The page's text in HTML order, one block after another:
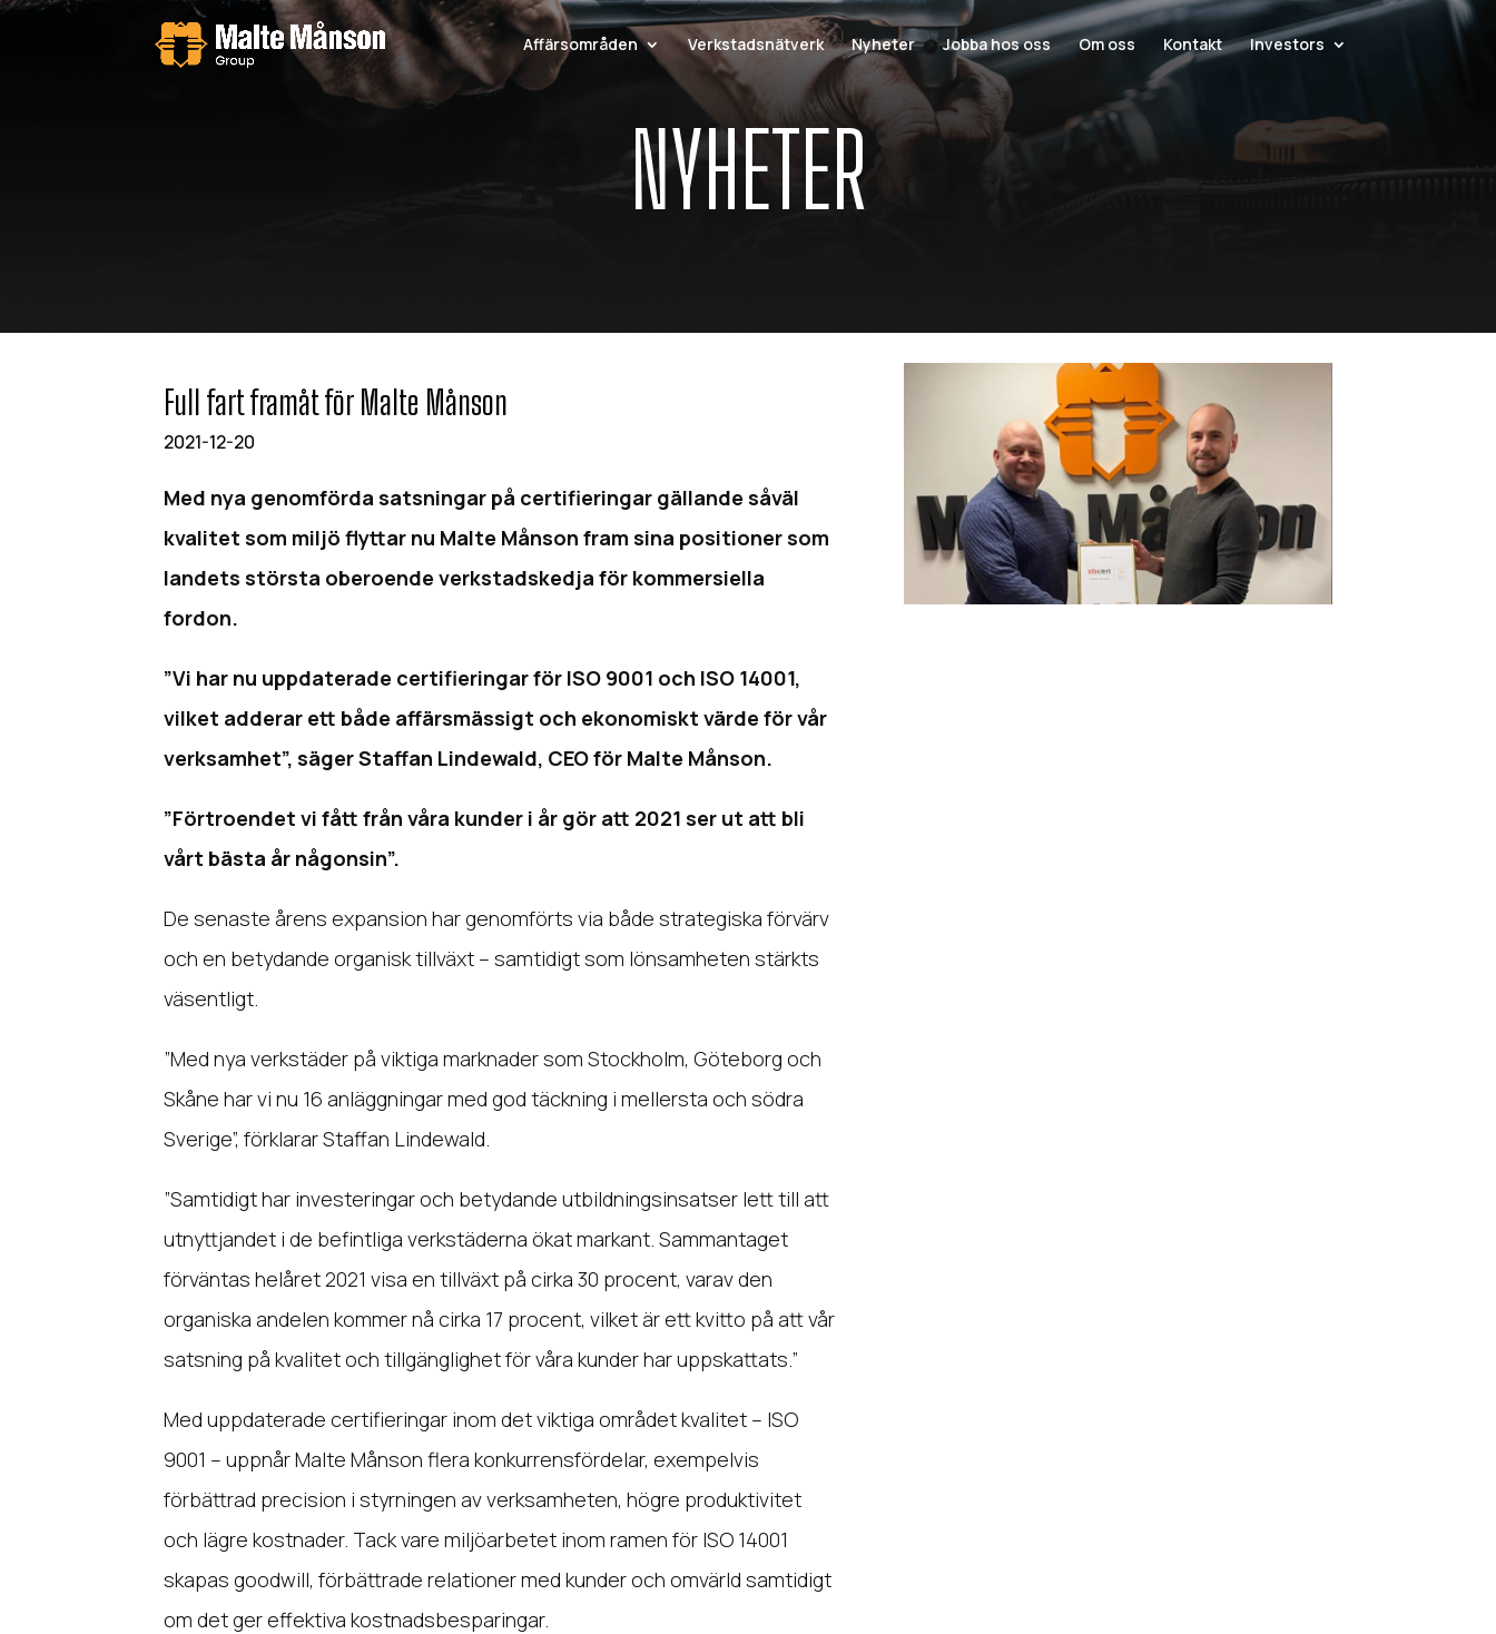
Affärsområden Verkstadsnätverk Nyheter Jobba hos oss Om oss Kontakt Investors
NYHETER
Full fart framåt för Malte Månson
2021-12-20
Med nya genomförda satsningar på certifieringar gällande såväl
kvalitet som miljö flyttar nu Malte Månson fram sina positioner som
landets största oberoende verkstadskedja för kommersiella
fordon.
”Vi har nu uppdaterade certifieringar för ISO 9001 och ISO 14001,
vilket adderar ett både affärsmässigt och ekonomiskt värde för vår
verksamhet”, säger Staffan Lindewald, CEO för Malte Månson.
”Förtroendet vi fått från våra kunder i år gör att 2021 ser ut att bli
vårt bästa år någonsin”.
De senaste årens expansion har genomförts via både strategiska förvärv
och en betydande organisk tillväxt – samtidigt som lönsamheten stärkts
väsentligt.
”Med nya verkstäder på viktiga marknader som Stockholm, Göteborg och
Skåne har vi nu 16 anläggningar med god täckning i mellersta och södra
Sverige”, förklarar Staffan Lindewald.
”Samtidigt har investeringar och betydande utbildningsinsatser lett till att
utnyttjandet i de befintliga verkstäderna ökat markant. Sammantaget
förväntas helåret 2021 visa en tillväxt på cirka 30 procent, varav den
organiska andelen kommer nå cirka 17 procent, vilket är ett kvitto på att vår
satsning på kvalitet och tillgänglighet för våra kunder har uppskattats.”
Med uppdaterade certifieringar inom det viktiga området kvalitet – ISO
9001 – uppnår Malte Månson flera konkurrensfördelar, exempelvis
förbättrad precision i styrningen av verksamheten, högre produktivitet
och lägre kostnader. Tack vare miljöarbetet inom ramen för ISO 14001
skapas goodwill, förbättrade relationer med kunder och omvärld samtidigt
om det ger effektiva kostnadsbesparingar.